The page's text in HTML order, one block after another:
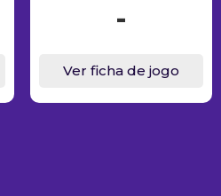
-
Ver ficha de jogo